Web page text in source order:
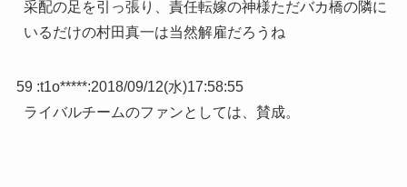
采配の足を引っ張り、責任転嫁の神様ただバカ橋の隣に
いるだけの村田真一は当然解雇だろうね
59 :t1o*****:2018/09/12(水)17:58:55
ライバルチームのファンとしては、賛成。